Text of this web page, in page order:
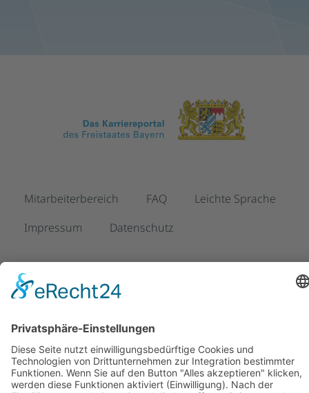
Mitarbeiterbereich FAQ
Leichte Sprache
Impressum
Datenschutz